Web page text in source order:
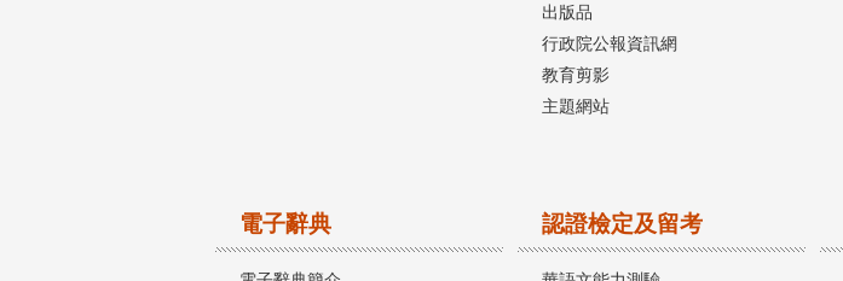
出版品
行政院公報資訊網
教育剪影
主題網站
電子辭典 認證檢定及留考